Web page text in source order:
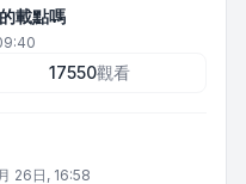
載點嗎
17550觀看
26日, 16:58